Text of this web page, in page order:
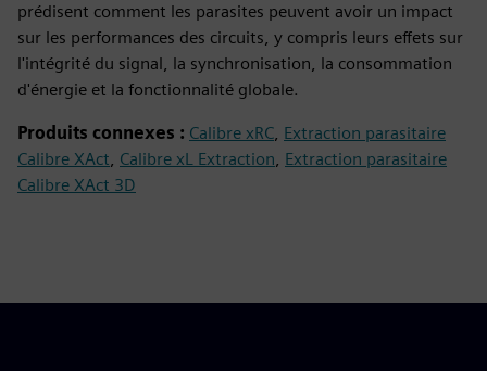
prédisent comment les parasites peuvent avoir un impact
sur les performances des circuits, y compris leurs effets sur
l'intégrité du signal, la synchronisation, la consommation
d'énergie et la fonctionnalité globale.
Produits connexes : Calibre xRC, Extraction parasitaire
Calibre XAct, Calibre xL Extraction, Extraction parasitaire
Calibre XAct 3D